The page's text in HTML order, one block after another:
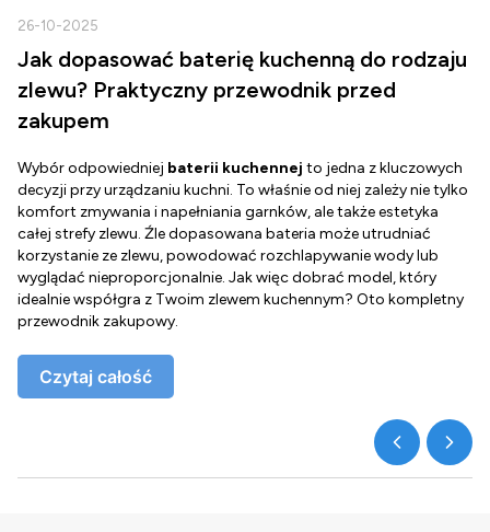
26-10-2025
Jak dopasować baterię kuchenną do rodzaju
zlewu? Praktyczny przewodnik przed
zakupem
Wybór odpowiedniej baterii kuchennej to jedna z kluczowych
decyzji przy urządzaniu kuchni. To właśnie od niej zależy nie tylko
komfort zmywania i napełniania garnków, ale także estetyka
całej strefy zlewu. Źle dopasowana bateria może utrudniać
korzystanie ze zlewu, powodować rozchlapywanie wody lub
wyglądać nieproporcjonalnie. Jak więc dobrać model, który
idealnie współgra z Twoim zlewem kuchennym? Oto kompletny
przewodnik zakupowy.
Czytaj całość